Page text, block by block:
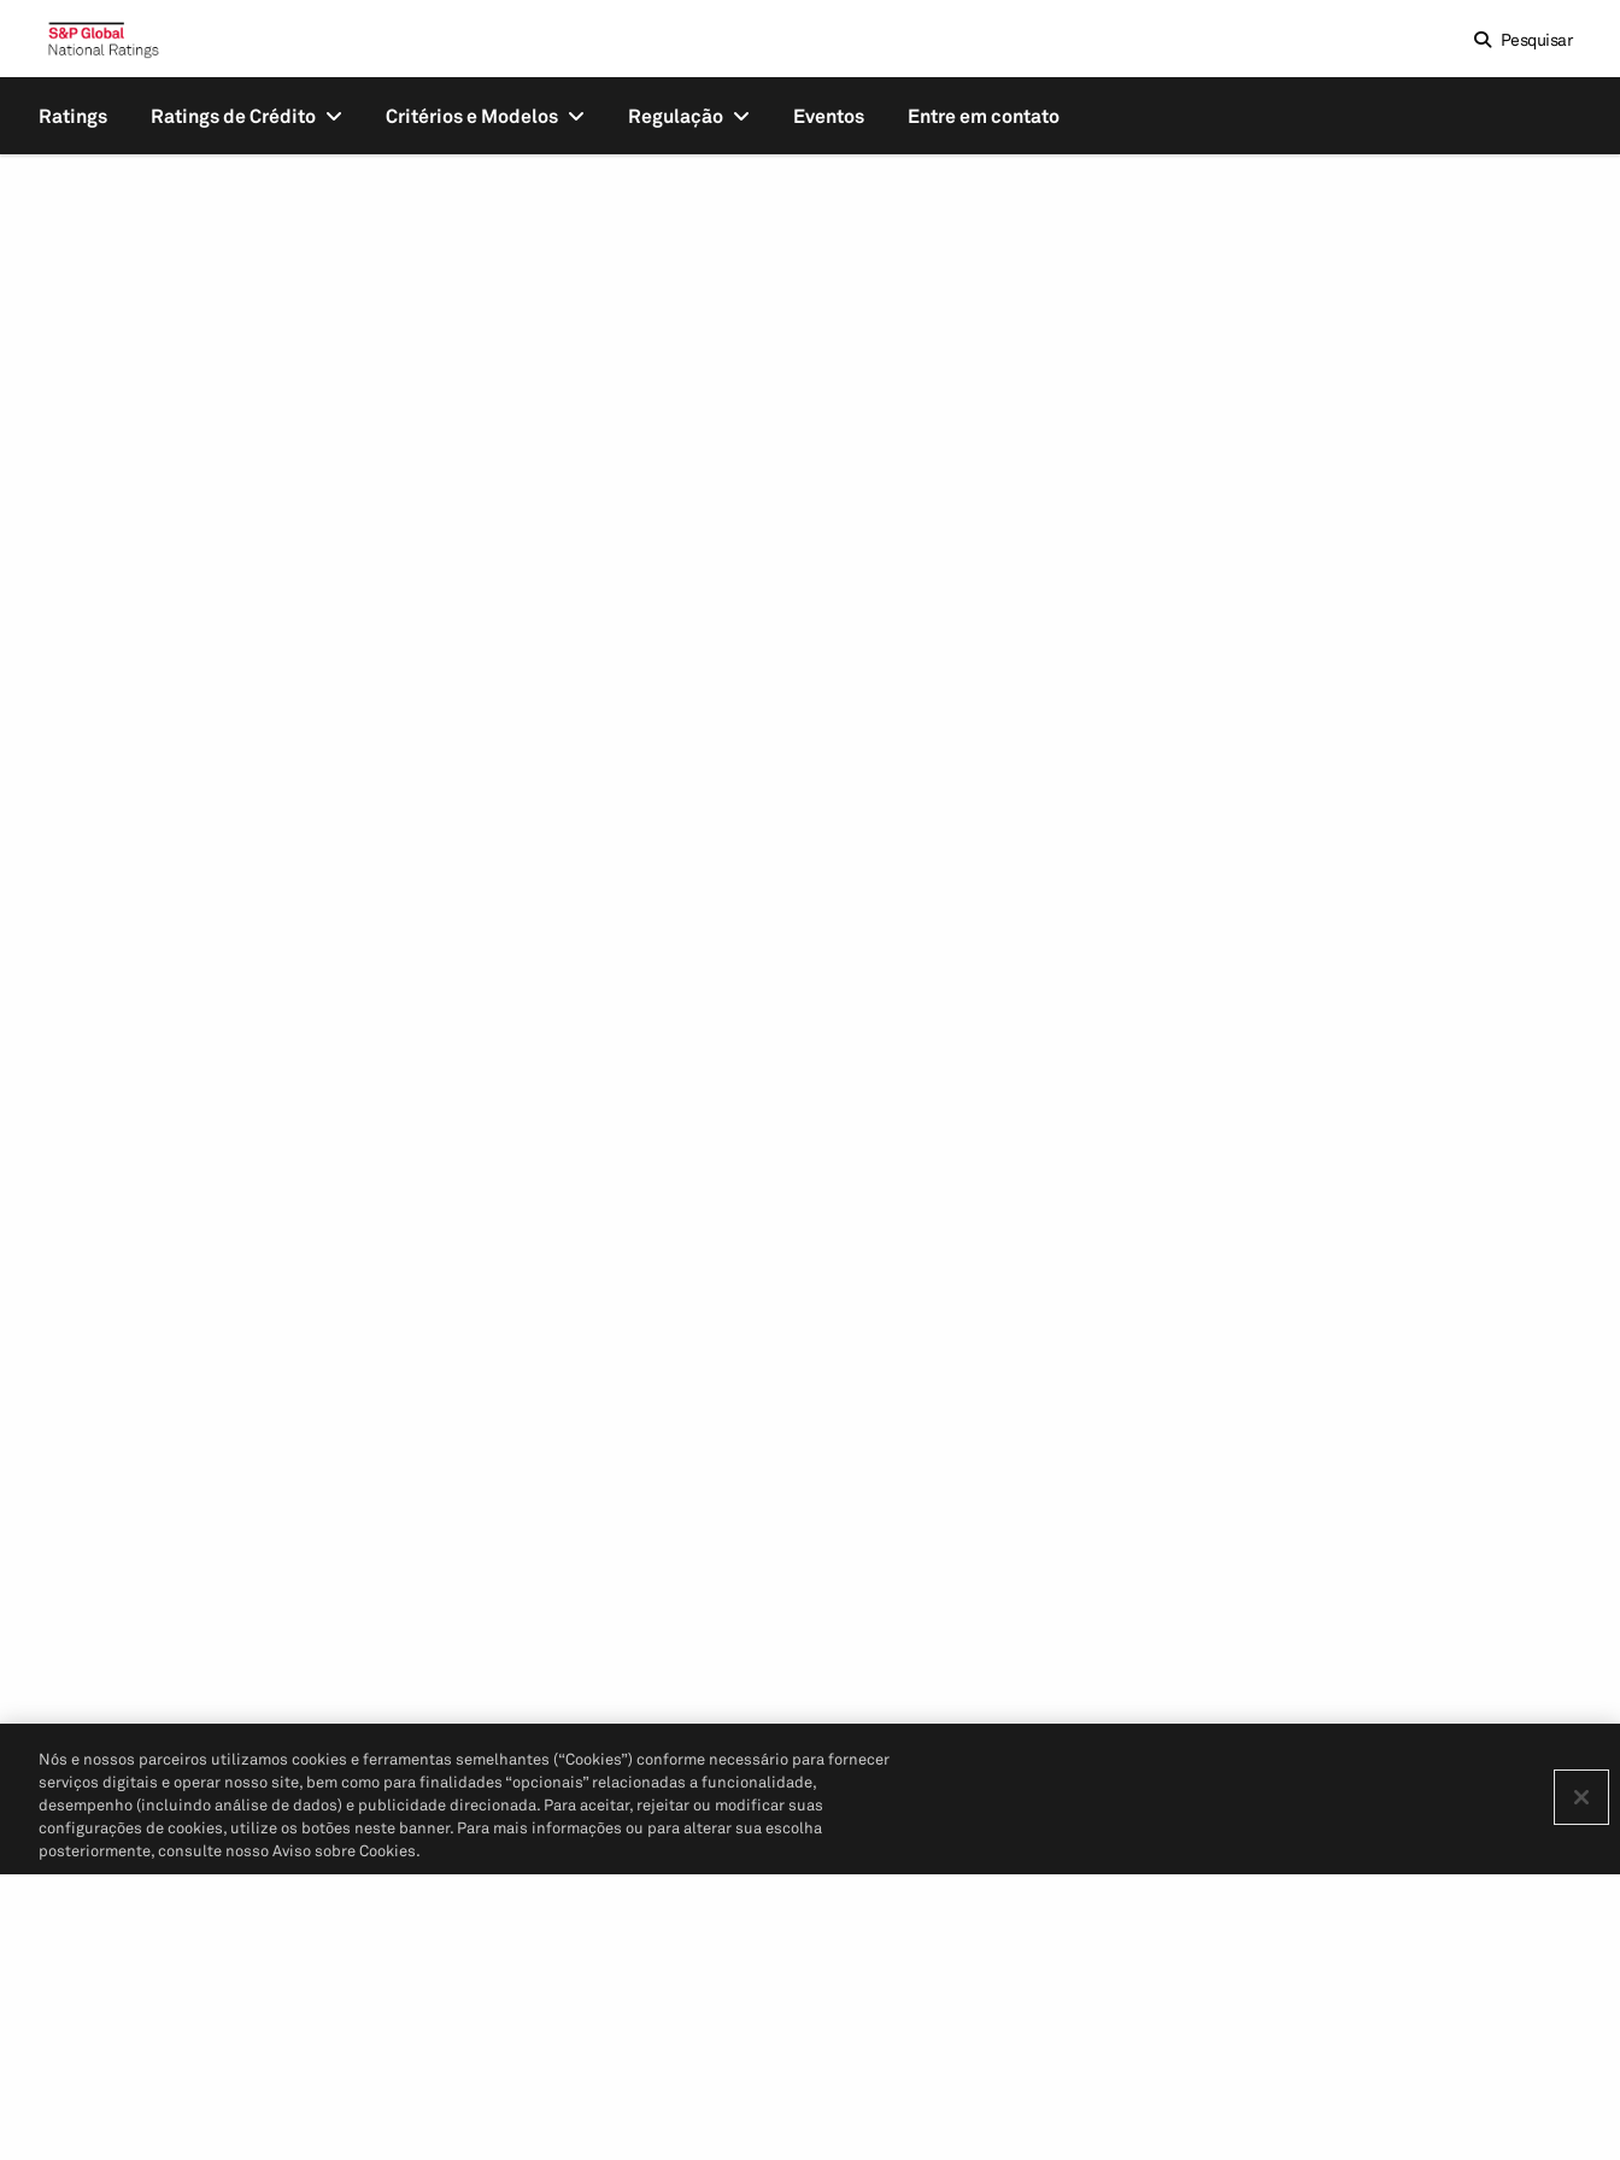
Pesquisar
Ratings Ratings de Crédito Critérios e Modelos Regulação Eventos Entre em contato
Nós e nossos parceiros utilizamos cookies e ferramentas semelhantes (“Cookies”) conforme necessário para fornecer
serviços digitais e operar nosso site, bem como para finalidades “opcionais” relacionadas a funcionalidade,
desempenho (incluindo análise de dados) e publicidade direcionada. Para aceitar, rejeitar ou modificar suas
configurações de cookies, utilize os botões neste banner. Para mais informações ou para alterar sua escolha
posteriormente, consulte nosso Aviso sobre Cookies.